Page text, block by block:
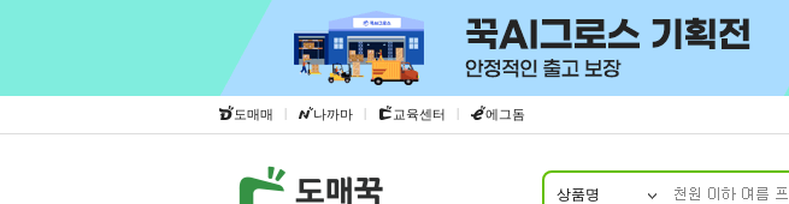
도매매 | 나까마 | 교육센터 | 에그돔
상품명